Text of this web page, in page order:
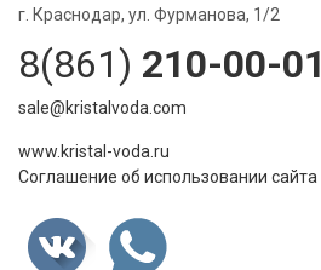
г. Краснодар, ул. Фурманова, 1/2
8(861) 210-00-01
sale@kristalvoda.com
www.kristal-voda.ru
Соглашение об использовании сайта